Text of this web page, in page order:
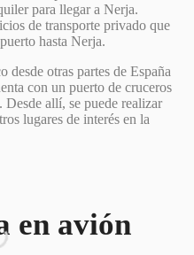
para llegar a Nerja.
de transporte privado que
hasta Nerja.
desde otras partes de España
con un puerto de cruceros
Desde allí, se puede realizar
lugares de interés en la
en avión